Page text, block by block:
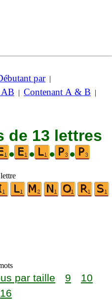
par|
AB | Contenant A & B |
de 13 lettres
• • • •
par taille 9
10
16